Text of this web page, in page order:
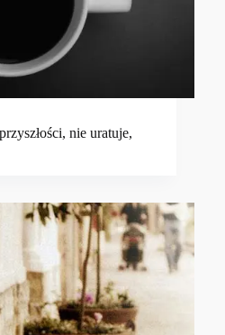
nie uratuje,